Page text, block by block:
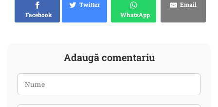
Facebook
Twitter
WhatsApp
Email
Adaugă comentariu